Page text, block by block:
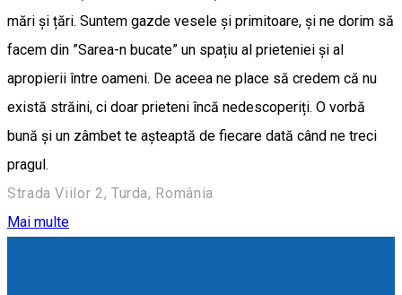
mări și țări. Suntem gazde vesele și primitoare, și ne dorim să
facem din ”Sarea-n bucate” un spațiu al prieteniei și al
apropierii între oameni. De aceea ne place să credem că nu
există străini, ci doar prieteni încă nedescoperiți. O vorbă
bună și un zâmbet te așteaptă de fiecare dată când ne treci
pragul.
Strada Viilor 2, Turda, România
Mai multe